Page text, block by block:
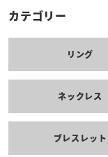
カテゴリー
リング
ネックレス
ブレスレット